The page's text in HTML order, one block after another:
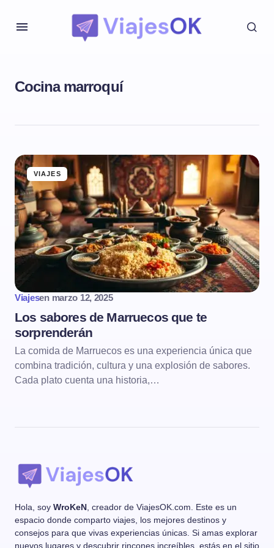
Cocina marroquí
VIAJES
Viajesen marzo 12, 2025
Los sabores de Marruecos que te
sorprenderán
La comida de Marruecos es una experiencia única que
combina tradición, cultura y una explosión de sabores.
Cada plato cuenta una historia,…
Hola, soy WroKeN , creador de ViajesOK.com. Este es un
espacio donde comparto viajes, los mejores destinos y
consejos para que vivas experiencias únicas. Si amas explorar
nuevos lugares y descubrir rincones increíbles, estás en el sitio